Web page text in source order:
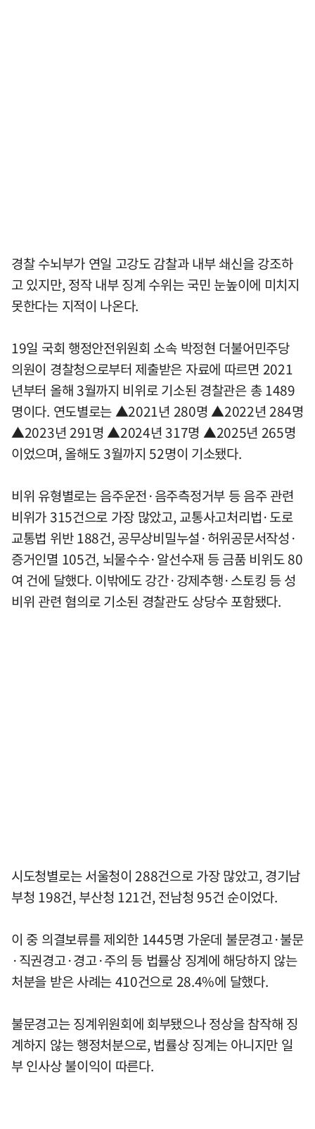
경찰 수뇌부가 연일 고강도 감찰과 내부 쇄신을 강조하
고 있지만, 정작 내부 징계 수위는 국민 눈높이에 미치지
못한다는 지적이 나온다.
19일 국회 행정안전위원회 소속 박정현 더불어민주당
의원이 경찰청으로부터 제출받은 자료에 따르면 2021
년부터 올해 3월까지 비위로 기소된 경찰관은 총 1489
명이다. 연도별로는 ▲2021년 280명 ▲2022년 284명
▲2023년 291명 ▲2024년 317명 ▲2025년 265명
이었으며, 올해도 3월까지 52명이 기소됐다.
비위 유형별로는 음주운전·음주측정거부 등 음주 관련
비위가 315건으로 가장 많았고, 교통사고처리법·도로
교통법 위반 188건, 공무상비밀누설·허위공문서작성·
증거인멸 105건, 뇌물수수·알선수재 등 금품 비위도 80
여 건에 달했다. 이밖에도 강간·강제추행·스토킹 등 성
비위 관련 혐의로 기소된 경찰관도 상당수 포함됐다.
시도청별로는 서울청이 288건으로 가장 많았고, 경기남
부청 198건, 부산청 121건, 전남청 95건 순이었다.
이 중 의결보류를 제외한 1445명 가운데 불문경고·불문
·직권경고·경고·주의 등 법률상 징계에 해당하지 않는
처분을 받은 사례는 410건으로 28.4%에 달했다.
불문경고는 징계위원회에 회부됐으나 정상을 참작해 징
계하지 않는 행정처분으로, 법률상 징계는 아니지만 일
부 인사상 불이익이 따른다.